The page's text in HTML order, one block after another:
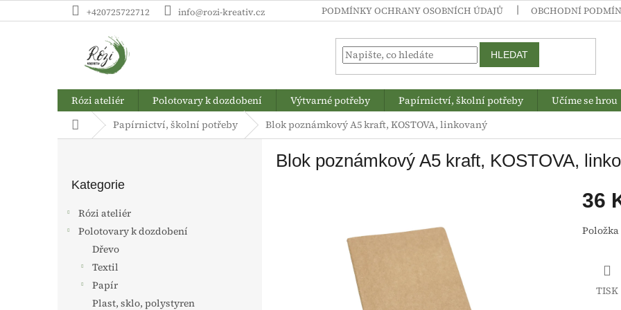
na
+420725722712 info@rozi-kreativ.cz PODMÍNKY OCHRANY OSOBNÍCH ÚDAJŮ OBCHODNÍ
HLEDAT
Rózi ateliér Polotovary k dozdobení Výtvarné potřeby Papírnictví, školní potřeby Učíme se hrou
Domů Papírnictví, školní potřeby Blok poznámkový A5 kraft, KOSTOVA, linkovaný
kategorie
Kategorie
Rózi ateliér
Polotovary k dozdobení
Dřevo
Textil
Papír
Plast, sklo, polystyren
Blok poznámkový A5 kraft, KOSTOVA,
36
Měrná
cena:
TISK